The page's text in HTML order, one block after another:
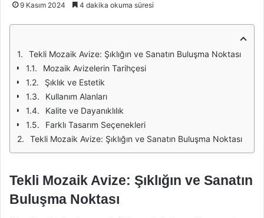
9 Kasım 2024 4 dakika okuma süresi
Tekli Mozaik Avize: Şıklığın ve Sanatın Buluşma Noktası
Mozaik Avizelerin Tarihçesi
Şıklık ve Estetik
Kullanım Alanları
Kalite ve Dayanıklılık
Farklı Tasarım Seçenekleri
Tekli Mozaik Avize: Şıklığın ve Sanatın Buluşma Noktası
Tekli Mozaik Avize: Şıklığın ve Sanatın
Buluşma Noktası